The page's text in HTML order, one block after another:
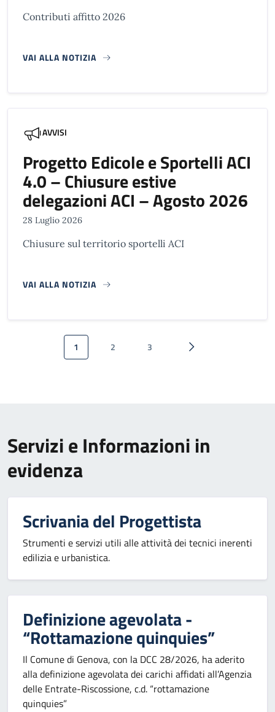
Contributi affitto 2026
VAI ALLA NOTIZIA
AVVISI
Progetto Edicole e Sportelli ACI
4.0 – Chiusure estive
delegazioni ACI – Agosto 2026
28 Luglio 2026
Chiusure sul territorio sportelli ACI
VAI ALLA NOTIZIA
Paginazione
Pagina attuale
1 Pagina
2 Pagina
3 Pagina successiva
Servizi e Informazioni in
evidenza
Scrivania del Progettista
Strumenti e servizi utili alle attività dei tecnici inerenti
edilizia e urbanistica.
Definizione agevolata -
“Rottamazione quinquies”
Il Comune di Genova, con la DCC 28/2026, ha aderito
alla definizione agevolata dei carichi affidati all’Agenzia
delle Entrate-Riscossione, c.d. “rottamazione
quinquies”